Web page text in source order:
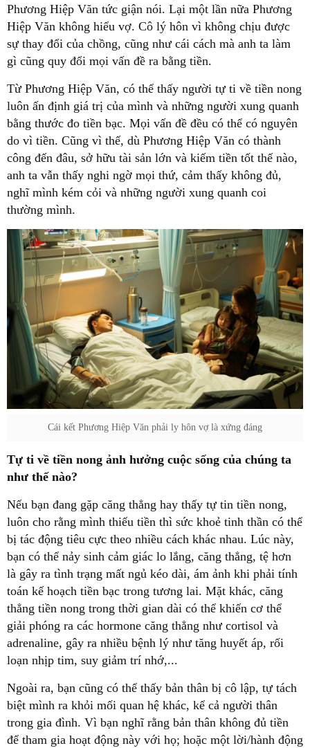
Phương Hiệp Văn tức giận nói. Lại một lần nữa Phương
Hiệp Văn không hiểu vợ. Cô lý hôn vì không chịu được
sự thay đổi của chồng, cũng như cái cách mà anh ta làm
gì cũng quy đổi mọi vấn đề ra bằng tiền.
Từ Phương Hiệp Văn, có thể thấy người tự ti về tiền nong
luôn ấn định giá trị của mình và những người xung quanh
bằng thước đo tiền bạc. Mọi vấn đề đều có thể có nguyên
do vì tiền. Cũng vì thế, dù Phương Hiệp Văn có thành
công đến đâu, sở hữu tài sản lớn và kiếm tiền tốt thế nào,
anh ta vẫn thấy nghi ngờ mọi thứ, cảm thấy không đủ,
nghĩ mình kém cỏi và những người xung quanh coi
thường mình.
Cái kết Phương Hiệp Văn phải ly hôn vợ là xứng đáng
Tự ti về tiền nong ảnh hưởng cuộc sống của chúng ta
như thế nào?
Nếu bạn đang gặp căng thẳng hay thấy tự tin tiền nong,
luôn cho rằng mình thiếu tiền thì sức khoẻ tinh thần có thể
bị tác động tiêu cực theo nhiều cách khác nhau. Lúc này,
bạn có thể nảy sinh cảm giác lo lắng, căng thẳng, tệ hơn
là gây ra tình trạng mất ngủ kéo dài, ám ảnh khi phải tính
toán kế hoạch tiền bạc trong tương lai. Mặt khác, căng
thẳng tiền nong trong thời gian dài có thể khiến cơ thể
giải phóng ra các hormone căng thẳng như cortisol và
adrenaline, gây ra nhiều bệnh lý như tăng huyết áp, rối
loạn nhịp tim, suy giảm trí nhớ,...
Ngoài ra, bạn cũng có thể thấy bản thân bị cô lập, tự tách
biệt mình ra khỏi mối quan hệ khác, kể cả người thân
trong gia đình. Vì bạn nghĩ rằng bản thân không đủ tiền
để tham gia hoạt động này với họ; hoặc một lời/hành động